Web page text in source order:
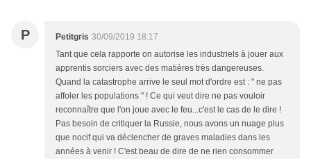
P Petitgris 30/09/2019 18:17
Tant que cela rapporte on autorise les industriels à jouer aux
apprentis sorciers avec des matières très dangereuses.
Quand la catastrophe arrive le seul mot d'ordre est : " ne pas
affoler les populations " ! Ce qui veut dire ne pas vouloir
reconnaître que l'on joue avec le feu...c'est le cas de le dire !
Pas besoin de critiquer la Russie, nous avons un nuage plus
que nocif qui va déclencher de graves maladies dans les
années à venir ! C'est beau de dire de ne rien consommer